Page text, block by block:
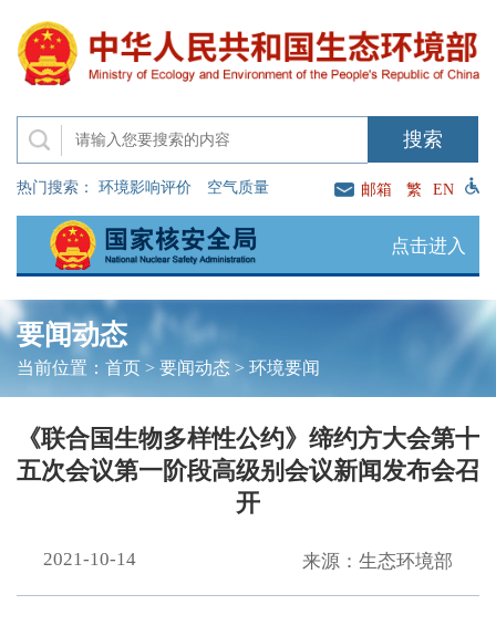
热门搜索： 环境影响评价 空气质量 邮箱 繁 EN
点击进入
要闻动态
当前位置： 首页> 要闻动态 > 环境要闻
《联合国生物多样性公约》缔约方大会第十
五次会议第一阶段高级别会议新闻发布会召
开
2021-10-14 来源：生态环境部